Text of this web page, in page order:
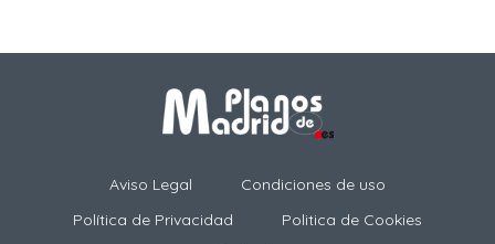
Aviso Legal
Condiciones de uso
Política de Privacidad
Politica de Cookies